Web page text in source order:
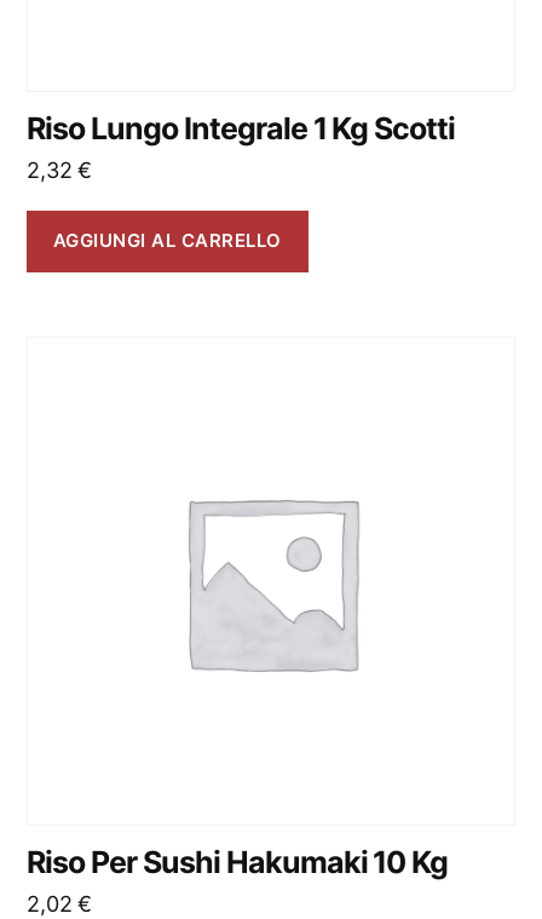
Riso Lungo Integrale 1 Kg Scotti
2,32€
AGGIUNGI AL CARRELLO
Riso Per Sushi Hakumaki 10 Kg
2,02€